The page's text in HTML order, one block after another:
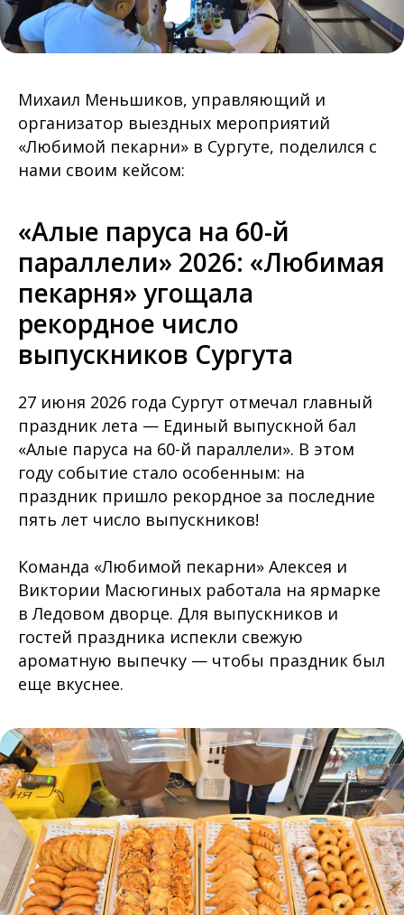
Михаил Меньшиков, управляющий и
организатор выездных мероприятий
«Любимой пекарни» в Сургуте, поделился с
нами своим кейсом:
«Алые паруса на 60-й
параллели» 2026: «Любимая
пекарня» угощала
рекордное число
выпускников Сургута
27 июня 2026 года Сургут отмечал главный
праздник лета — Единый выпускной бал
«Алые паруса на 60-й параллели». В этом
году событие стало особенным: на
праздник пришло рекордное за последние
пять лет число выпускников!
Команда «Любимой пекарни» Алексея и
Виктории Масюгиных работала на ярмарке
в Ледовом дворце. Для выпускников и
гостей праздника испекли свежую
ароматную выпечку — чтобы праздник был
еще вкуснее.